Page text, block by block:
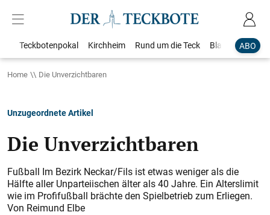
ABO
Teckbotenpokal Kirchheim Rund um die Teck Blaulicht
Home Die Unverzichtbaren
Unzugeordnete Artikel
Die Unverzichtbaren
Fußball Im Bezirk Neckar/Fils ist etwas weniger als die
Hälfte aller Unparteiischen älter als 40 Jahre. Ein Alterslimit
wie im Profifußball brächte den Spielbetrieb zum Erliegen.
Von Reimund Elbe